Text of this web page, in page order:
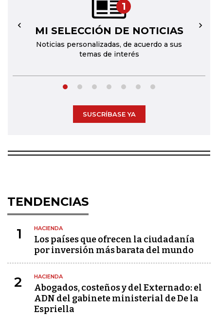
1
MI SELECCIÓN DE NOTICIAS
Noticias personalizadas, de acuerdo a sus
temas de interés
← →
SUSCRÍBASE YA
TENDENCIAS
1 HACIENDA
Los países que ofrecen la ciudadanía
por inversión más barata del mundo
2 HACIENDA
Abogados, costeños y del Externado: el
ADN del gabinete ministerial de De la
Espriella